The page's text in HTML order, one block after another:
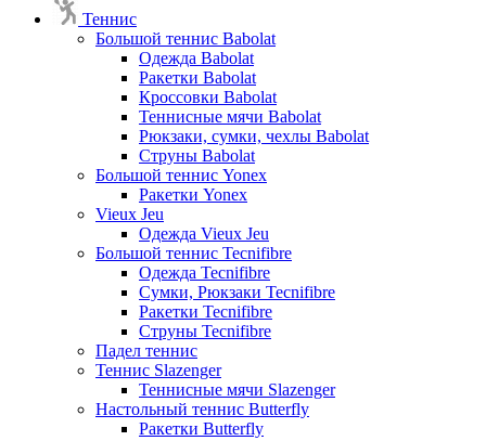
Теннис
Большой теннис Babolat
Одежда Babolat
Ракетки Babolat
Кроссовки Babolat
Теннисные мячи Babolat
Рюкзаки, сумки, чехлы Babolat
Струны Babolat
Большой теннис Yonex
Ракетки Yonex
Vieux Jeu
Одежда Vieux Jeu
Большой теннис Tecnifibre
Одежда Tecnifibre
Сумки, Рюкзаки Tecnifibre
Ракетки Tecnifibre
Струны Tecnifibre
Падел теннис
Теннис Slazenger
Теннисные мячи Slazenger
Настольный теннис Butterfly
Ракетки Butterfly